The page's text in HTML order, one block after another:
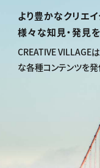
より豊かなクリエイ
様々な知見・発見を
CREATIVE VILLAGEは
な各種コンテンツを発